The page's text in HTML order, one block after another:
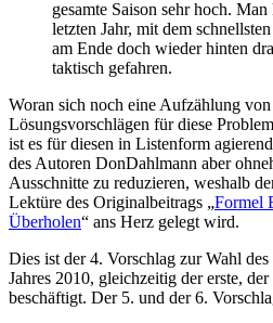
gesamte Saison sehr hoch.
letzten Jahr, mit dem
am Ende doch wieder hinten
taktisch gefahren.
Woran sich noch eine Aufzählung von
Lösungsvorschlägen für diese
ist es für diesen in Listenform
des Autoren DonDahlmann aber
Ausschnitte zu reduzieren, weshalb
Lektüre des Originalbeitrags „Formel
Überholen“ ans Herz gelegt wird.
Dies ist der 4. Vorschlag zur Wahl
Jahres 2010, gleichzeitig der erste,
beschäftigt. Der 5. und der 6.